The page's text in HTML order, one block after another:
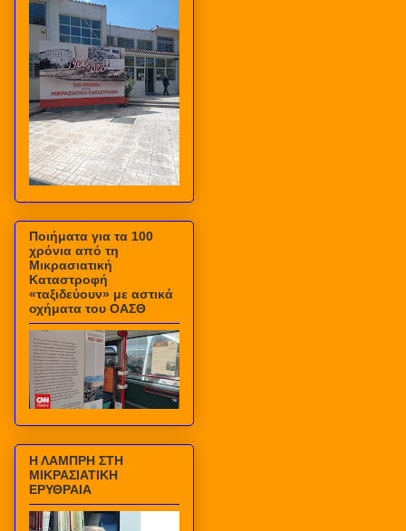
Ποιήματα για τα 100
χρόνια από τη
Μικρασιατική
Καταστροφή
«ταξιδεύουν» με αστικά
οχήματα του ΟΑΣΘ
Η ΛΑΜΠΡΗ ΣΤΗ
ΜΙΚΡΑΣΙΑΤΙΚΗ
ΕΡΥΘΡΑΙΑ